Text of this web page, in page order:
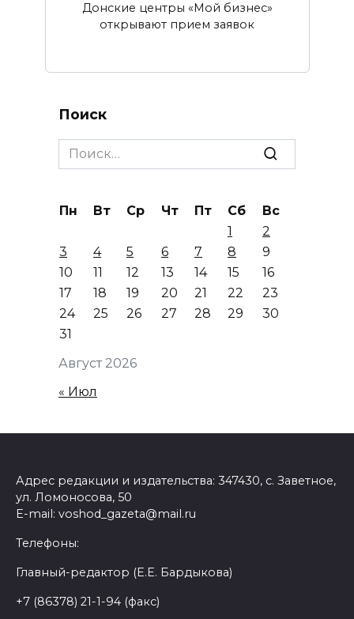
Донские центры «Мой бизнес»
открывают прием заявок
Поиск
Search
for:
Август 2026
Пн Вт Ср Чт Пт Сб
Вс
1
2
3
4 5 6 7 8
9
10
11 12 13 14 15
16
17
18 19 20 21 22
23
24
25 26 27 28 29
30
31
« Июл
Адрес редакции и издательства: 347430, с. Заветное,
ул. Ломоносова, 50
E-mail: voshod_gazeta@mail.ru
Телефоны:
Главный-редактор (Е.Е. Бардыкова)
+7 (86378) 21-1-94 (факс)